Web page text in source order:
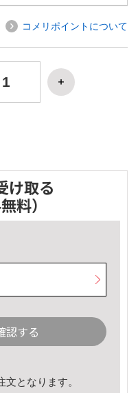
コメリポイントについて
け取る
料）
認する
となります。